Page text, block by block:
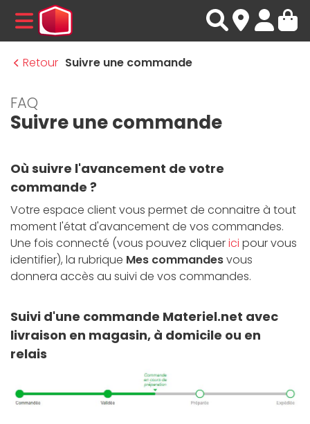
MENU
Retour Suivre une commande
FAQ
Suivre une commande
Où suivre l'avancement de votre
commande ?
Votre espace client vous permet de connaitre à tout
moment l'état d'avancement de vos commandes.
Une fois connecté (vous pouvez cliquerici pour vous
identifier), la rubrique Mes commandesvous
donnera accès au suivi de vos commandes.
Suivi d'une commande Materiel.net avec
livraison en magasin, à domicile ou en
relais